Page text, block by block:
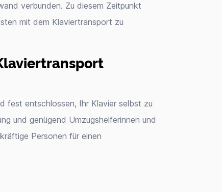
verbunden. Zu diesem Zeitpunkt
mit dem Klaviertransport zu
fest entschlossen, Ihr Klavier selbst zu
und genügend Umzugshelferinnen und
Personen für einen